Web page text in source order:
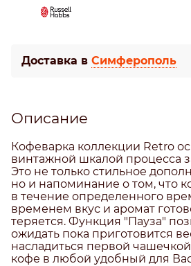
Доставка в Симферополь
Описание
Кофеварка коллекции Retro
винтажной шкалой процесса
Это не только стильное
но и напоминание о том, что
в течение определенного
временем вкус и аромат
теряется. Функция "Пауза"
ожидать пока приготовится
насладиться первой
кофе в любой удобный для